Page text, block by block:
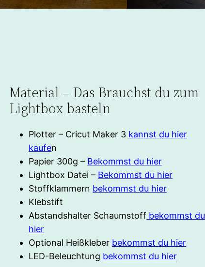
Material – Das Brauchst du zum
Lightbox basteln
Plotter – Cricut Maker 3 kannst du hier
kaufen
Papier 300g – Bekommst du hier
Lightbox Datei – Bekommst du hier
Stoffklammern bekommst du hier
Klebstift
Abstandshalter Schaumstoff bekommst du
hier
Optional Heißkleber bekommst du hier
LED-Beleuchtung bekommst du hier